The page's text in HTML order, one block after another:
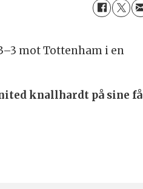
mot Tottenham i en
knallhardt på sine få